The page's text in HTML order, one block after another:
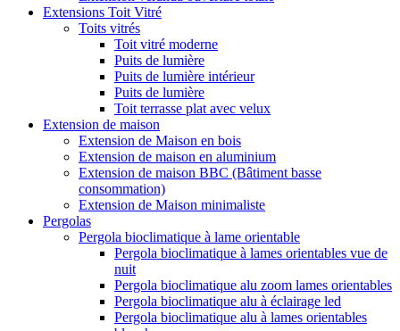
Extensions Toit Vitré
Toits vitrés
Toit vitré moderne
Puits de lumière
Puits de lumière intérieur
Puits de lumière
Toit terrasse plat avec velux
Extension de maison
Extension de Maison en bois
Extension de maison en aluminium
Extension de maison BBC (Bâtiment basse
consommation)
Extension de Maison minimaliste
Pergolas
Pergola bioclimatique à lame orientable
Pergola bioclimatique à lames orientables vue de
nuit
Pergola bioclimatique alu zoom lames orientables
Pergola bioclimatique alu à éclairage led
Pergola bioclimatique alu à lames orientables